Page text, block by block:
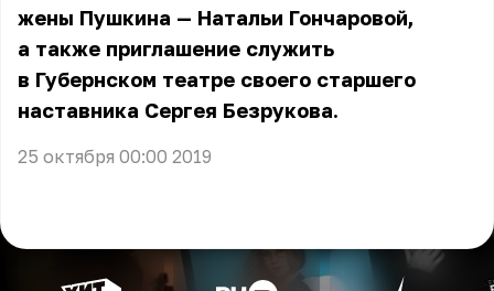
жены Пушкина — Натальи Гончаровой,
а также приглашение служить
в Губернском театре своего старшего
наставника Сергея Безрукова.
25 октября 00:00 2019